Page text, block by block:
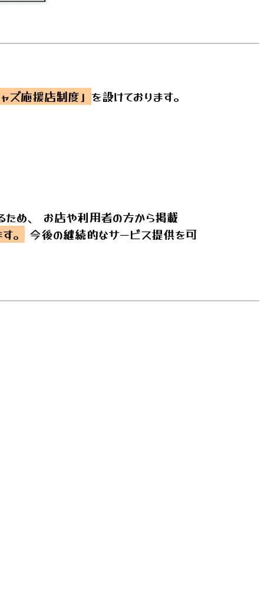
ズ応援店制度」 を設けております。
ため、 お店や利用者の方から掲載
。
今後の継続的なサービス提供を可